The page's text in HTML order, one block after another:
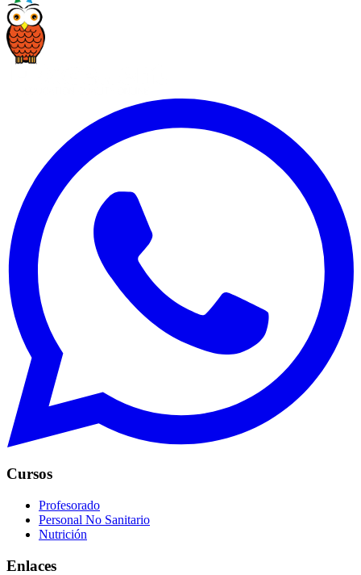
Cursos
Profesorado
Personal No Sanitario
Nutrición
Enlaces